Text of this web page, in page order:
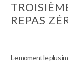
REPAS
Le moment le plus